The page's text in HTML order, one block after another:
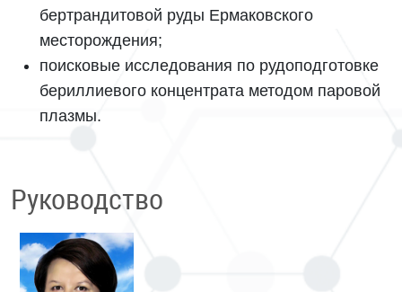
бертрандитовой руды Ермаковского
месторождения;
поисковые исследования по рудоподготовке
бериллиевого концентрата методом паровой
плазмы.
Руководство